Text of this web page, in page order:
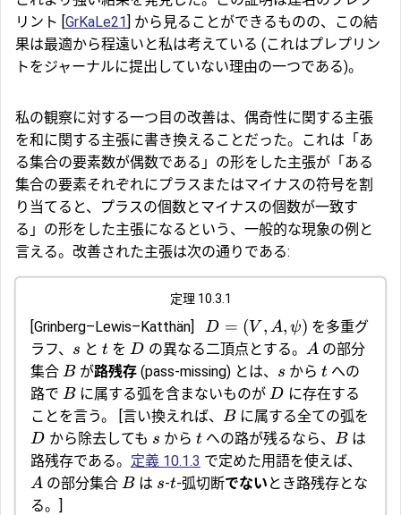
リント [GrKaLe21] から見ることができるものの、この結
果は最適から程遠いと私は考えている (これはプレプリン
トをジャーナルに提出していない理由の一つである)。
私の観察に対する一つ目の改善は、偶奇性に関する主張
を和に関する主張に書き換えることだった。これは「あ
る集合の要素数が偶数である」の形をした主張が「ある
集合の要素それぞれにプラスまたはマイナスの符号を割
り当てると、プラスの個数とマイナスの個数が一致す
る」の形をした主張になるという、一般的な現象の例と
言える。改善された主張は次の通りである:
定理 10.3.1
[Grinberg–Lewis–Katthän] D = (V , A, ψ) を多重グ
ラフ、 s と t を D の異なる二頂点とする。 Aの部分
集合 Bが路残存(pass-missing) とは、 s から tへの
路で Bに属する弧を含まないものが D に存在する
ことを言う。
[言い換えれば、 Bに属する全ての弧を
D から除去しても s から tへの路が残るなら、 Bは
路残存である。 定義 10.1.3 で定めた用語を使えば、
A の部分集合 Bは s-t-弧切断でない とき路残存とな
る。]